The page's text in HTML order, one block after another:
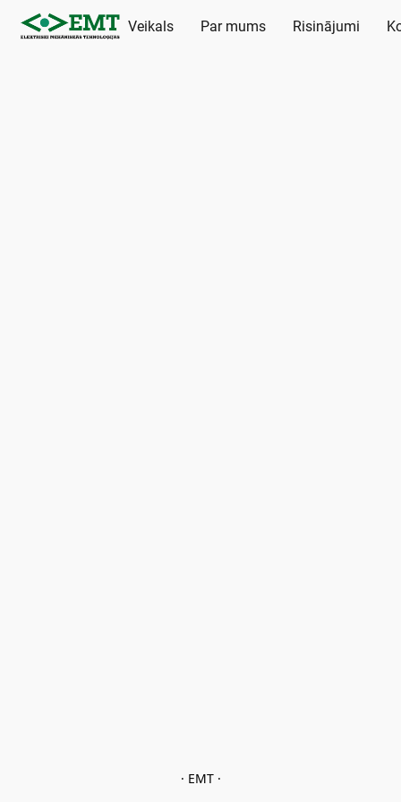
Veikals Par mums Risinājumi
· EMT ·